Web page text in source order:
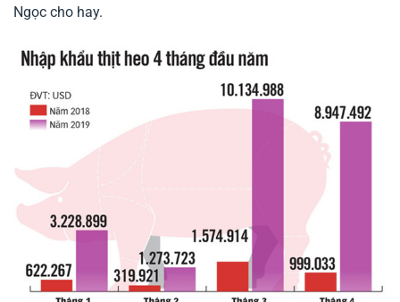
Ngọc cho hay.